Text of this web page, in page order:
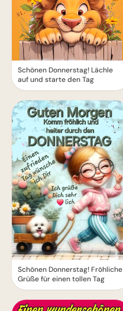
Schönen Donnerstag! Lächle
auf und starte den Tag
Schönen Donnerstag! Fröhliche
Grüße für einen tollen Tag